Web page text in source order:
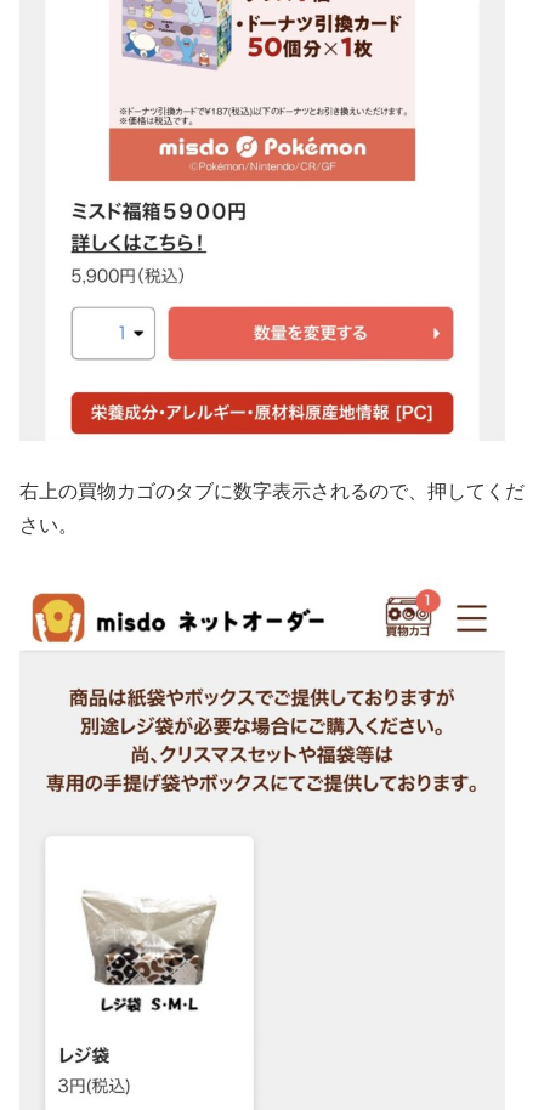
右上の買物カゴのタブに数字表示されるので、押してくだ
さい。